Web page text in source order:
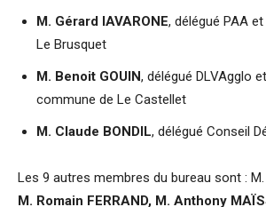
M. Gérard IAVARONE, délégué PAA
Le Brusquet
M. Benoit GOUIN, délégué DLVAgglo
commune de Le Castellet
M. Claude BONDIL, délégué Conseil
Les 9 autres membres du bureau sont : M.
M. Romain FERRAND, M. Anthony